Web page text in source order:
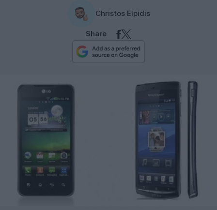
Christos Elpidis
Share